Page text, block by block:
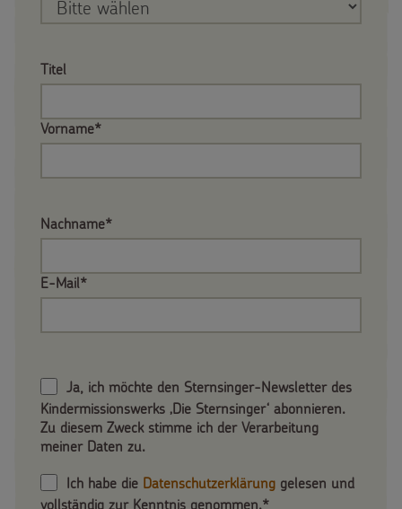
Titel
Vorname*
Nachname*
E-Mail*
Kindermissionswerks ‚Die Sternsinger‘ abonnieren.
Zu diesem Zweck stimme ich der Verarbeitung
meiner Daten zu.
Ich habe die Datenschutzerklärunggelesen und
vollständig zur Kenntnis genommen.*